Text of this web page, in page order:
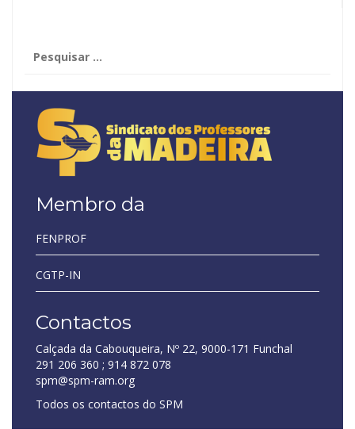
por:
Membro da
FENPROF
CGTP-IN
Contactos
Calçada da Cabouqueira, Nº 22, 9000-171 Funchal
291 206 360 ; 914 872 078
spm@spm-ram.org
Todos os contactos do SPM